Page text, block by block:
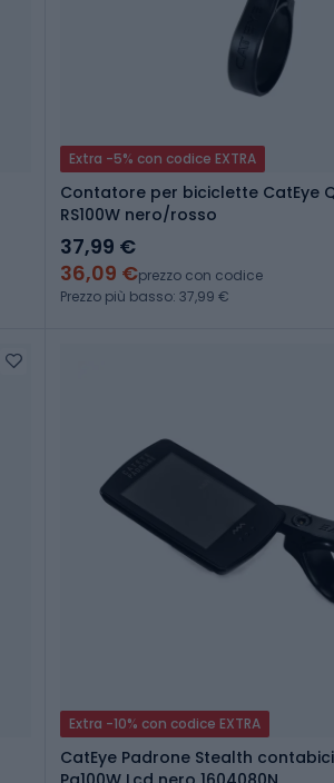
Extra -5% con codice EXTRA
Contatore per biciclette CatEye
RS100W nero/rosso
37,99 €
36,09 €prezzo con codice
Prezzo più basso: 37,99 €
Extra -10% con codice EXTRA
CatEye Padrone Stealth